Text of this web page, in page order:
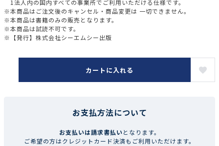
1法人内の国内すべての事業所でご利用いただける仕様です。
※本商品はご注文後のキャンセル・商品変更は 一切できません。
※本商品は書籍のみの販売となります。
※本商品は試読不可です。
※【発行】株式会社シーエムシー出版
カートに入れる
お支払方法について
お支払いは請求書払いとなります。
ご希望の方はクレジットカード決済もご利用いただけます。